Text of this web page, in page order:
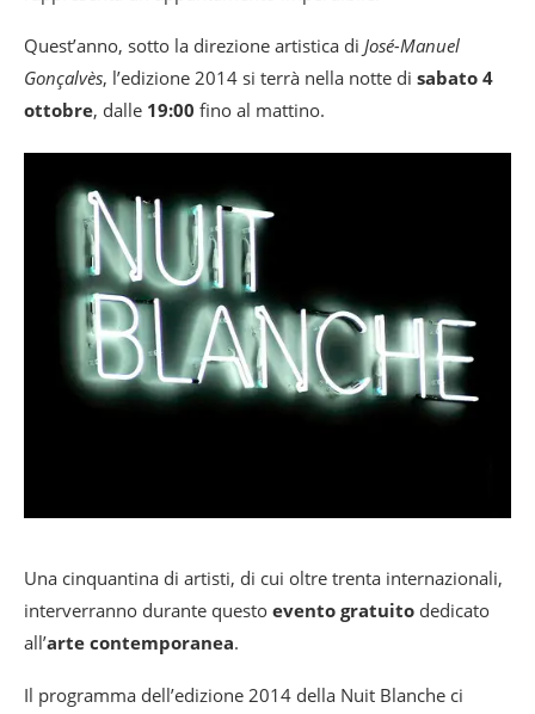
Quest’anno, sotto la direzione artistica di José-Manuel
Gonçalvès, l’edizione 2014 si terrà nella notte di sabato 4
ottobre, dalle 19:00 fino al mattino.
Una cinquantina di artisti, di cui oltre trenta internazionali,
interverranno durante questo evento gratuito dedicato
all’arte contemporanea.
Il programma dell’edizione 2014 della Nuit Blanche ci